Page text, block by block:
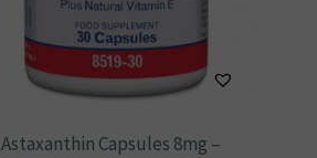
Astaxanthin Capsules 8mg –